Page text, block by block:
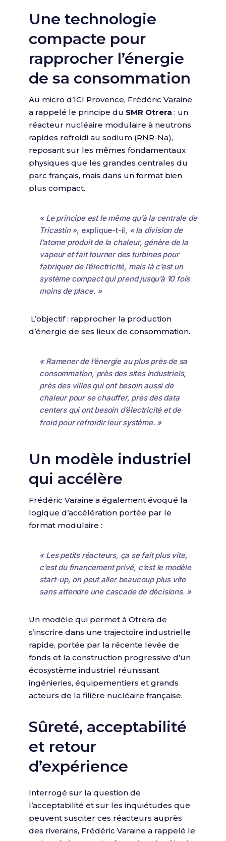
Une technologie
compacte pour
rapprocher l’énergie
de sa consommation
Au micro d’ICI Provence, Frédéric Varaine
a rappelé le principe du SMR Otrera : un
réacteur nucléaire modulaire à neutrons
rapides refroidi au sodium (RNR-Na),
reposant sur les mêmes fondamentaux
physiques que les grandes centrales du
parc français, mais dans un format bien
plus compact.
« Le principe est le même qu’à la centrale de
Tricastin », explique-t-il, « la division de
l’atome produit de la chaleur, génère de la
vapeur et fait tourner des turbines pour
fabriquer de l’électricité, mais là c’est un
système compact qui prend jusqu’à 10 fois
moins de place. »
L’objectif : rapprocher la production
d’énergie de ses lieux de consommation.
« Ramener de l’énergie au plus près de sa
consommation, près des sites industriels,
près des villes qui ont besoin aussi de
chaleur pour se chauffer, près des data
centers qui ont besoin d’électricité et de
froid pour refroidir leur système. »
Un modèle industriel
qui accélère
Frédéric Varaine a également évoqué la
logique d’accélération portée par le
format modulaire :
« Les petits réacteurs, ça se fait plus vite,
c’est du financement privé, c’est le modèle
start-up, on peut aller beaucoup plus vite
sans attendre une cascade de décisions. »
Un modèle qui permet à Otrera de
s’inscrire dans une trajectoire industrielle
rapide, portée par la récente levée de
fonds et la construction progressive d’un
écosystème industriel réunissant
ingénieries, équipementiers et grands
acteurs de la filière nucléaire française.
Sûreté, acceptabilité
et retour
d’expérience
Interrogé sur la question de
l’acceptabilité et sur les inquiétudes que
peuvent susciter ces réacteurs auprès
des riverains, Frédéric Varaine a rappelé le